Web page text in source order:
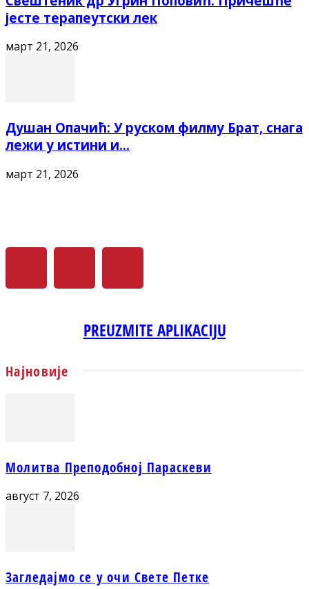
јесте терапеутски лек
март 21, 2026
Душан Опачић: У руском филму Брат, снага
лежи у истини и...
март 21, 2026
PREUZMITE APLIKACIJU
Најновије
Молитва Преподобној Параскеви
август 7, 2026
Загледајмо се у очи Свете Петке